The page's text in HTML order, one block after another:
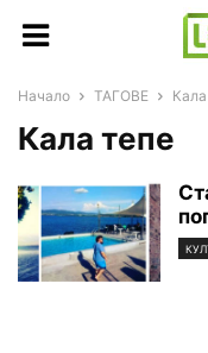
Начало ТАГОВЕ
Кала тепе